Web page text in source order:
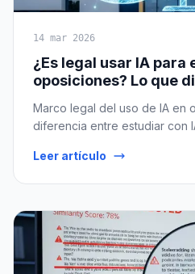
14 mar 2026
¿Es legal usar IA para
oposiciones? Lo que
Marco legal del uso de IA en
diferencia entre estudiar con
recomendaciones prácticas.
Leer artículo